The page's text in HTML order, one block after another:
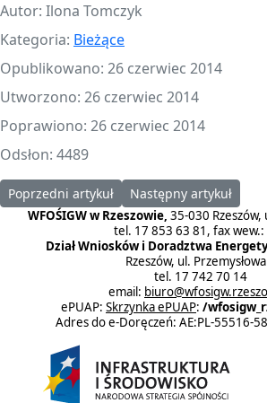
Autor: Ilona Tomczyk
Kategoria: Bieżące
Opublikowano: 26 czerwiec 2014
Utworzono: 26 czerwiec 2014
Poprawiono: 26 czerwiec 2014
Odsłon: 4489
Poprzedni artykuł: Informacja o
Poprzedni artykuł Następny artykuł:
Następny artykuł
WFOŚIGW w Rzeszowie, 35-030
tel. 17 853 63 81, fax wew.:
Dział Wniosków i Doradztwa
Rzeszów, ul.
tel. 17 742 70 14
email:
ePUAP: Skrzynka ePUAP: /
Adres do e-Doręczeń: AE:PL-55516-